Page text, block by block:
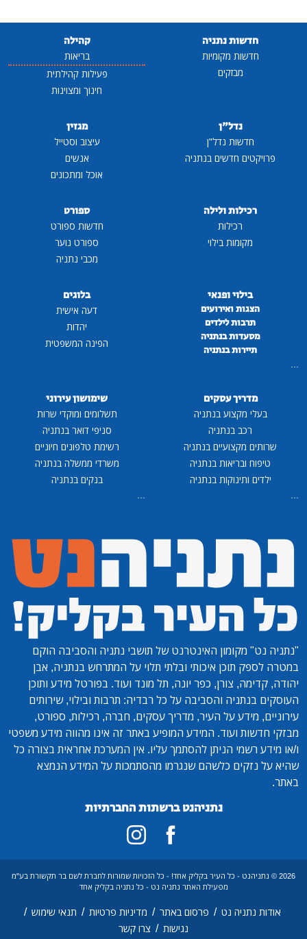
חדשות נתניה
חדשות מקומיות
מבזקים
קהילה
בריאות
פעילות קהילתית
חינוך ומצוינות
נדל"ן
חדשות נדל"ן
פרויקטים חדשים בנתניה
מגזין
עיצוב וסטייל
אנשים
אוכל ומתכונים
רכילות ולילה
רכילות
מקומות בילוי
ספורט
חדשות ספורט
ספורט נוער
מכבי נתניה
בילוי ופנאי
הצגות ואירועים
תרבות לילדים
מסעדות בנתניה
תיירות בנתניה
בלוגים
דעה אישית
יהדות
הפינה המשפטית
מדריך עסקים
בעלי מקצוע בנתניה
רכב בנתניה
שרותים מקצועיים בנתניה
טיפוח ובריאות בנתניה
ילדים ותינוקות בנתניה
שימושון עירוני
תשלומים ומוקדי שרות
סניפי דואר בנתניה
רשימת טלפונים חיוניים
משרדי ממשלה בנתניה
בנקים בנתניה
"נתניה נט" מקומון האינטרנט של תושבי נתניה והסביבה הוקם
במטרה לספק תוכן איכותי ובלתי תלוי על המתרחש בנתניה, אבן
יהודה, קדימה, צורן, כפר יונה, תל מונד ועוד. בפורטל מידע ותוכן
העוסקים בנתניה והסביבה על כל רבדיה: תרבות ובילוי, שירותים
עירוניים, מידע על העיר, מדריך עסקים, חברה, רכילות, ספורט,
מבזקי חדשות ועוד. המידע המופיע באתר זה אינו מהווה מידע משפטי
ו/או מידע רשמי הניתן להסתמך עליו. אין המערכת אחראית בצורה כל
שהיא על נזקים כלשהם שנגרמו מהסתמכות על המידע הנמצא
באתר.
נתניהנט ברשתות החברתיות
2026 © נתניהנט - כל העיר בקליק אחד! - כל הזכויות שמורות לחברת לשם בר תקשורת בע"מ
מפעילת האתר נתניה נט - כל נתניה בקליק אחד
אודות נתניה נט / פרסום באתר / מדיניות פרטיות / תנאי שימוש /
נגישות / צרו קשר